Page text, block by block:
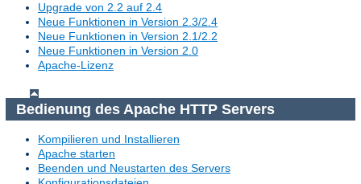
Upgrade von 2.2 auf 2.4
Neue Funktionen in Version 2.3/2.4
Neue Funktionen in Version 2.1/2.2
Neue Funktionen in Version 2.0
Apache-Lizenz
Bedienung des Apache HTTP Servers
Kompilieren und Installieren
Apache starten
Beenden und Neustarten des Servers